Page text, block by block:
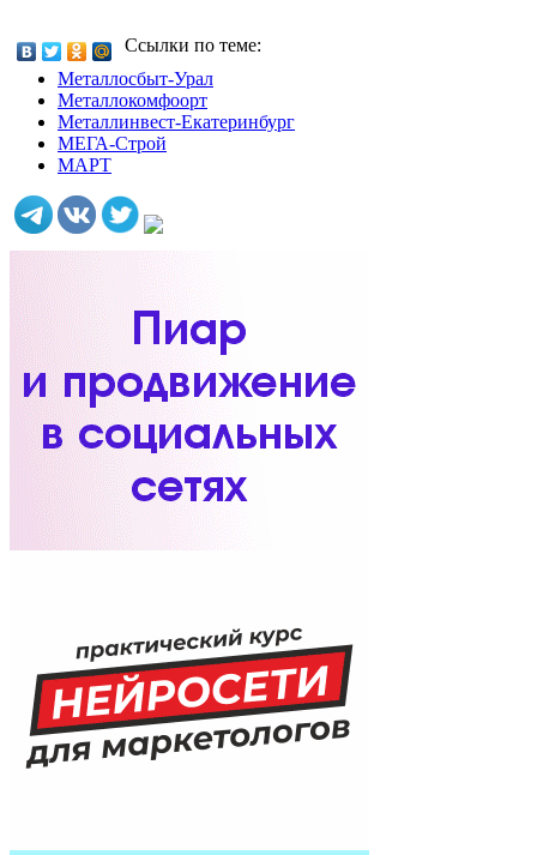
Ссылки по теме:
Металлосбыт-Урал
Металлокомфоорт
Металлинвест-Екатеринбург
МЕГА-Строй
МАРТ